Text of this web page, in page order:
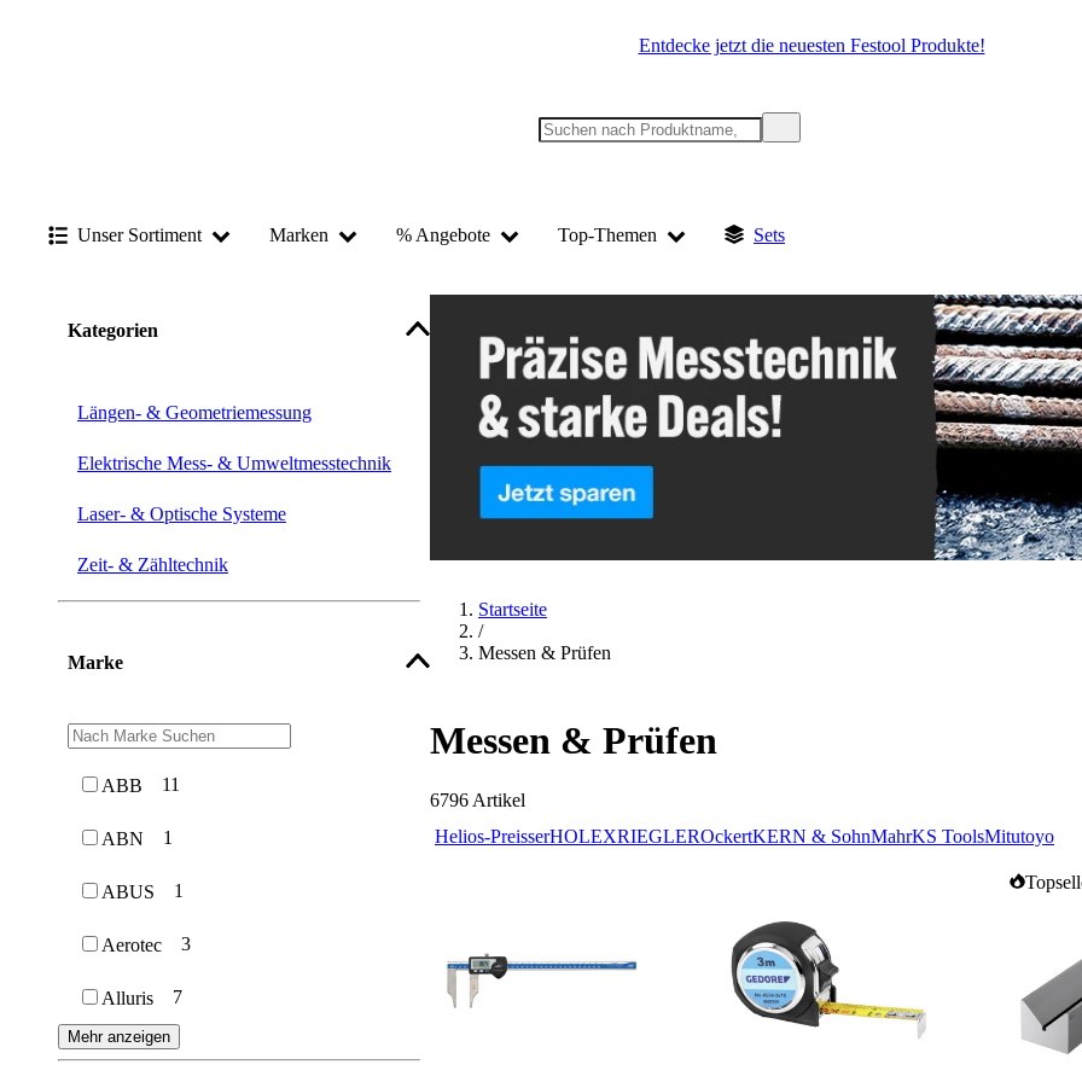
Entdecke jetzt die neuesten Festool Produkte!
Unser Sortiment Marken % Angebote Top-Themen Sets
Kategorien
Längen- & Geometriemessung
Elektrische Mess- & Umweltmesstechnik
Laser- & Optische Systeme
Zeit- & Zähltechnik
Marke
ABB 11
ABN 1
ABUS 1
Aerotec 3
Alluris 7
Mehr anzeigen
Startseite
/
Messen & Prüfen
Messen & Prüfen
6796 Artikel
Helios-PreisserHOLEXRIEGLEROckertKERN & SohnMahrKS ToolsMitutoyo